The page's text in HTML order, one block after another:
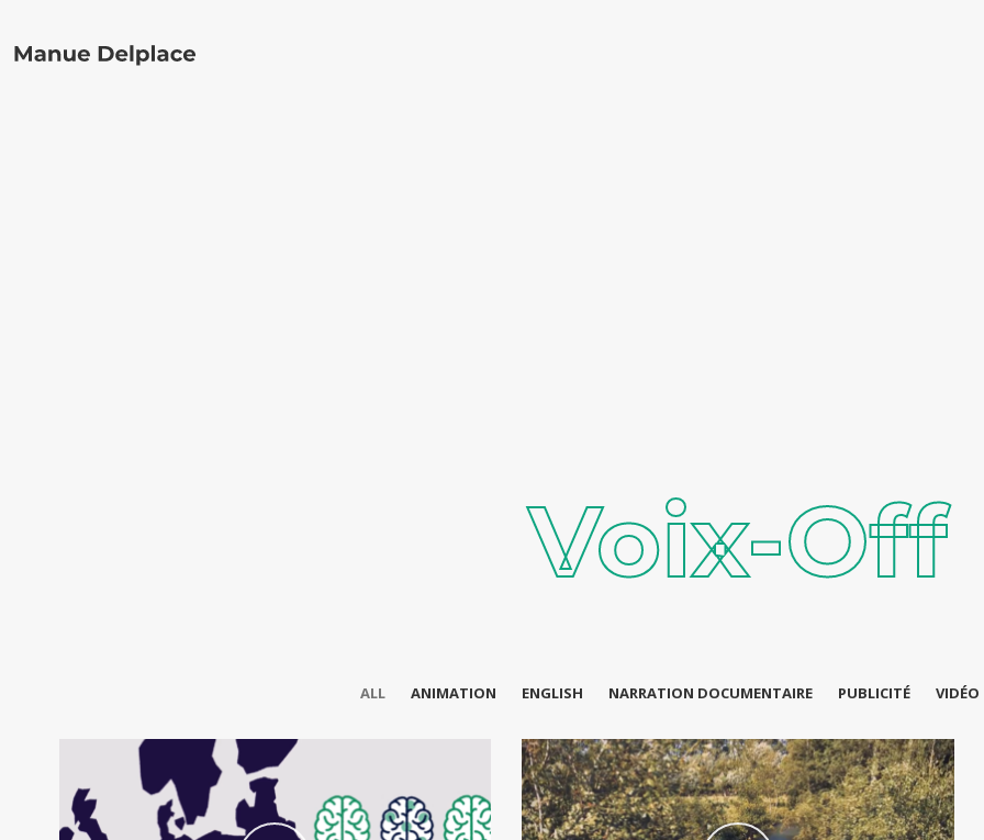
Voix-Off
ALL ANIMATION ENGLISH NARRATION DOCUMENTAIRE PUBLICITÉ VIDÉO